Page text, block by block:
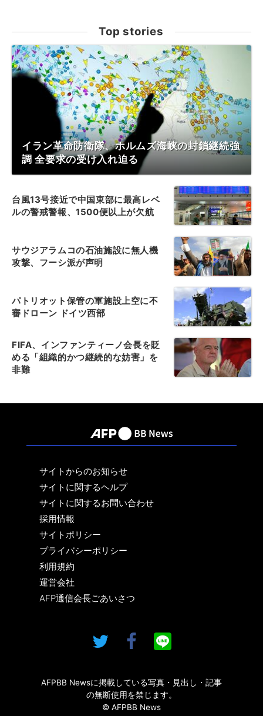
Top stories
イラン革命防衛隊、ホルムズ海峡の封鎖継続強
調 全要求の受け入れ迫る
台風13号接近で中国東部に最高レベ
ルの警戒警報、1500便以上が欠航
サウジアラムコの石油施設に無人機
攻撃、フーシ派が声明
パトリオット保管の軍施設上空に不
審ドローン ドイツ西部
FIFA、インファンティーノ会長を貶
める「組織的かつ継続的な妨害」を
非難
サイトからのお知らせ
サイトに関するヘルプ
サイトに関するお問い合わせ
採用情報
サイトポリシー
プライバシーポリシー
利用規約
運営会社
AFP通信会長ごあいさつ
AFPBB Newsに掲載している写真・見出し・記事
の無断使用を禁じます。
© AFPBB News